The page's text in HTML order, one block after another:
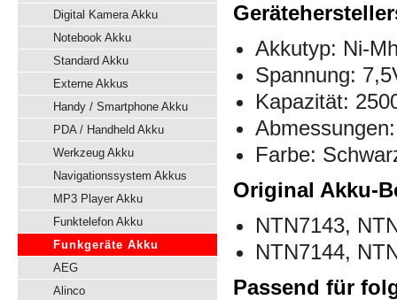
Digital Kamera Akku
Notebook Akku
Standard Akku
Externe Akkus
Handy / Smartphone Akku
PDA / Handheld Akku
Werkzeug Akku
Navigationssystem Akkus
MP3 Player Akku
Funktelefon Akku
Funkgeräte Akku
AEG
Alinco
Akkutyp: Ni-
Spannung:
Kapazität:
Farbe:
Original Akku-
NTN7143,
NTN7144,
Passend für